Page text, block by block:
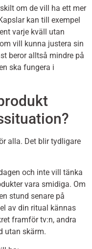
om de vill ha ett mer
kan till exempel
varje kväll utan
vill kunna justera sin
beror alltså mindre på
ska fungera i
alla. Det blir tydligare
och inte vill tänka
vara smidiga. Om
stund senare på
av din ritual kännas
framför tv:n, andra
utan skärm.